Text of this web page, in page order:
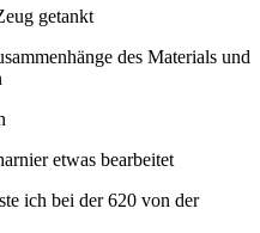
getankt
des Materials und
etwas bearbeitet
ich bei der 620 von der